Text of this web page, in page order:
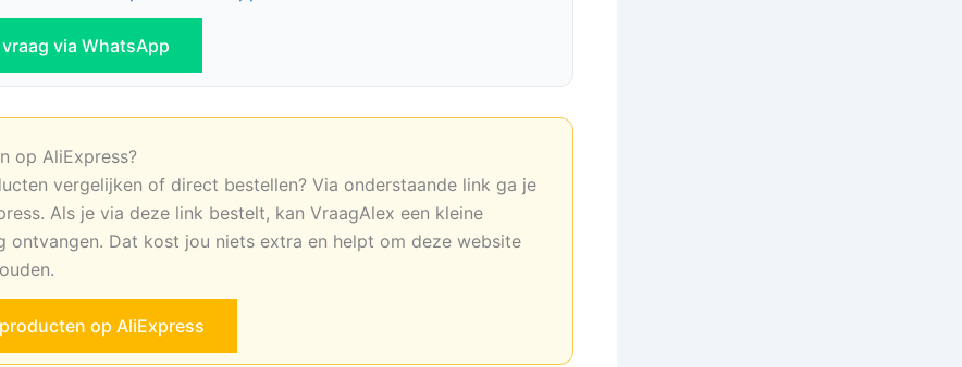
vraag via WhatsApp
op AliExpress?
vergelijken of direct bestellen? Via onderstaande link ga je
Als je via deze link bestelt, kan VraagAlex een kleine
ontvangen. Dat kost jou niets extra en helpt om deze website
op AliExpress